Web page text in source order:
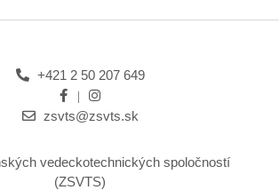
+421 2 50 207 649
zsvts@zsvts.sk
vedeckotechnických spoločností
(ZSVTS)